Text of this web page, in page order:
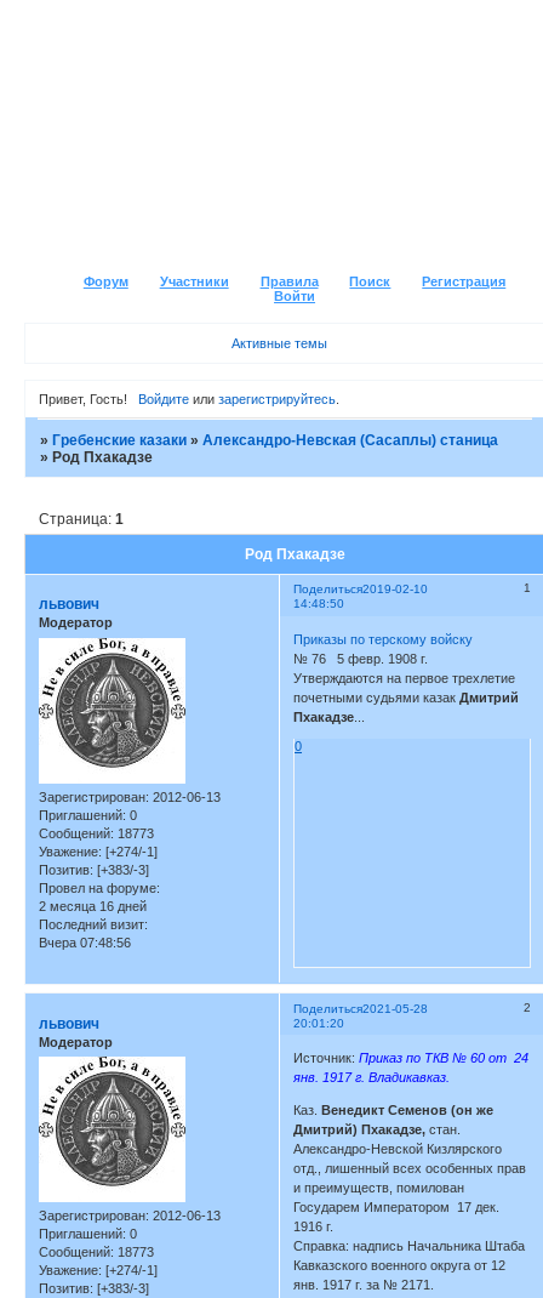
Форум Участники Правила Поиск
Регистрация
Войти
Активные темы
Привет, Гость! Войдитеили зарегистрируйтесь.
»Гребенские казаки »Александро-Невская (Сасаплы) станица
»Род Пхакадзе
Род Пхакадзе
Страница:1
Поделиться 1
2019-02-10
14:48:50
львович
Модератор
Зарегистрирован: 2012-06-13
Приглашений: 0
Сообщений: 18773
Уважение: [+274/-1]
Позитив: [+383/-3]
Провел на форуме:
2 месяца 16 дней
Последний визит:
Вчера 07:48:56
Приказы по терскому войску
№ 76 5 февр. 1908 г.
Утверждаются на первое трехлетие
почетными судьями казакДмитрий
Пхакадзе
0
Поделиться 2
2021-05-28
20:01:20
львович
Модератор
Зарегистрирован: 2012-06-13
Приглашений: 0
Сообщений: 18773
Уважение: [+274/-1]
Позитив: [+383/-3]
Источник:Приказ по ТКВ № 60 от 24
янв. 1917 г. Владикавказ.
Каз.
Венедикт Семенов (он же
Дмитрий) Пхакадзе, стан.
Александро-Невской Кизлярского
отд., лишенный всех особенных прав
и преимуществ, помилован
Государем Императором 17 дек.
1916 г.
Справка: надпись Начальника Штаба
Кавказского военного округа от 12
янв. 1917 г. за № 2171.